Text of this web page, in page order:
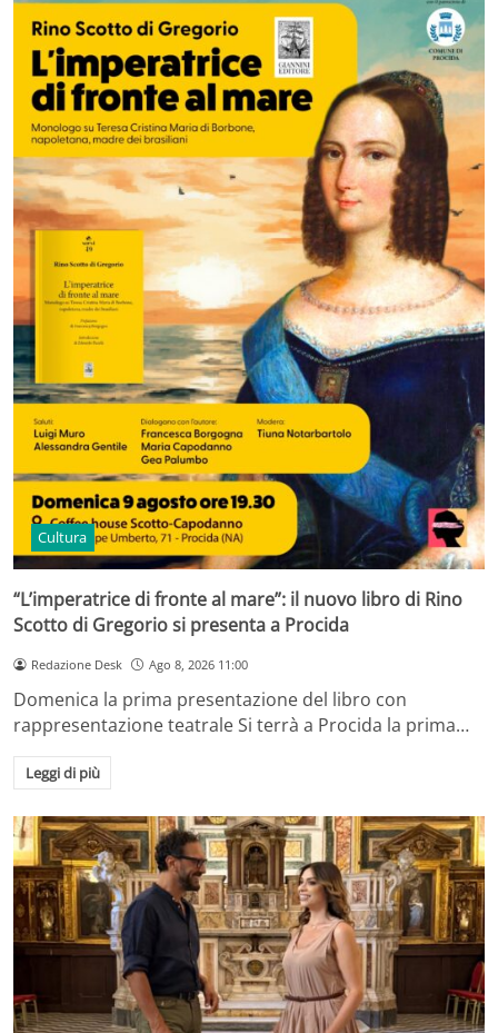
Cultura
“L’imperatrice di fronte al mare”: il nuovo libro di Rino
Scotto di Gregorio si presenta a Procida
Redazione Desk Ago 8, 2026 11:00
Domenica la prima presentazione del libro con
rappresentazione teatrale Si terrà a Procida la prima…
Leggi di più